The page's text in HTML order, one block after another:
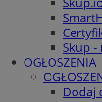
Skup
OGŁOSZENIA
Dodaj